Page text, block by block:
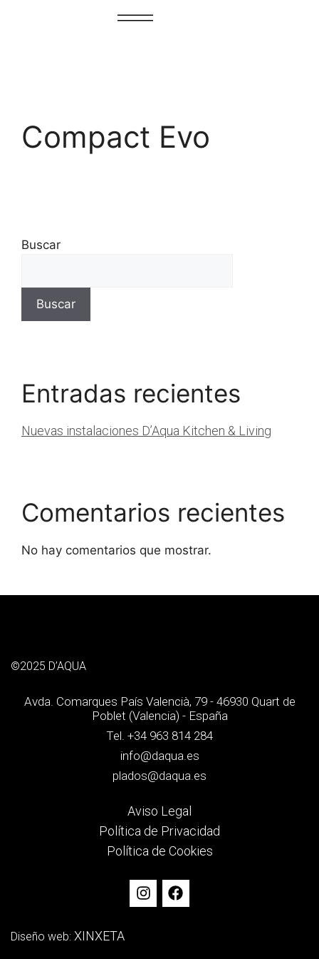
Compact Evo
Buscar
Buscar
Entradas recientes
Nuevas instalaciones D’Aqua Kitchen & Living
Comentarios recientes
No hay comentarios que mostrar.
©2025 D’AQUA
Aviso Legal
Política de Privacidad
Política de Cookies
Avda. Comarques País Valencià, 79 - 46930 Quart de
Poblet (Valencia) - España
Tel. +34 963 814 284
info@daqua.es
plados@daqua.es
Diseño web: XINXETA